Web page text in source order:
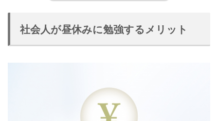
社会人が昼休みに勉強するメリット